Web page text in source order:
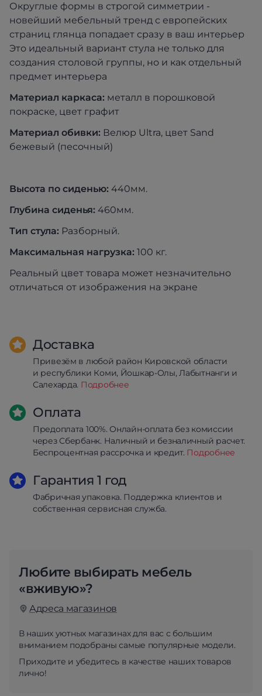
Округлые формы в строгой симметрии -
новейший мебельный тренд с европейских
страниц глянца попадает сразу в ваш интерьер
Это идеальный вариант стула не только для
создания столовой группы, но и как отдельный
предмет интерьера
Материал каркаса: металл в порошковой
покраске, цвет графит
Материал обивки: Велюр Ultra, цвет Sand
бежевый (песочный)
Высота по сиденью: 440мм.
Глубина сиденья: 460мм.
Тип стула: Разборный.
Максимальная нагрузка: 100 кг.
Реальный цвет товара может незначительно
отличаться от изображения на экране
Доставка
Привезём в любой район Кировской области
и республики Коми, Йошкар-Олы, Лабытнанги и
Салехарда. Подробнее
Оплата
Предоплата 100%. Онлайн-оплата без комиссии
через Сбербанк. Наличный и безналичный расчет.
Беспроцентная рассрочка и кредит. Подробнее
Гарантия 1 год
Фабричная упаковка. Поддержка клиентов и
собственная сервисная служба.
Любите выбирать мебель
«вживую»?
Адреса магазинов
В наших уютных магазинах для вас с большим
вниманием подобраны самые популярные модели.
Приходите и убедитесь в качестве наших товаров
лично!